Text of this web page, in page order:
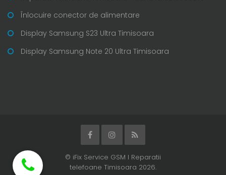
Înlocuire conector de alimentare
Display Samsung S23 Ultra Timisoara
Display Samsung Note 20 Ultra Timisoara
© iFix Service GSM I Reparatii
telefoane Timisoara 2026.